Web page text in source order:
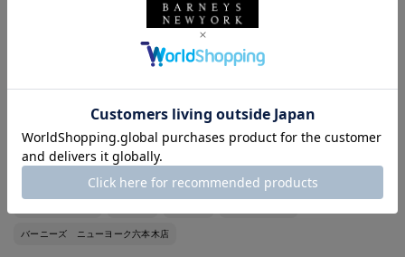
tops：BARNEYS NEW YORK
バーニーズ ニューヨーク BARNEYS NEW YORK SACAI
バーニーズ ニューヨーク六本木店